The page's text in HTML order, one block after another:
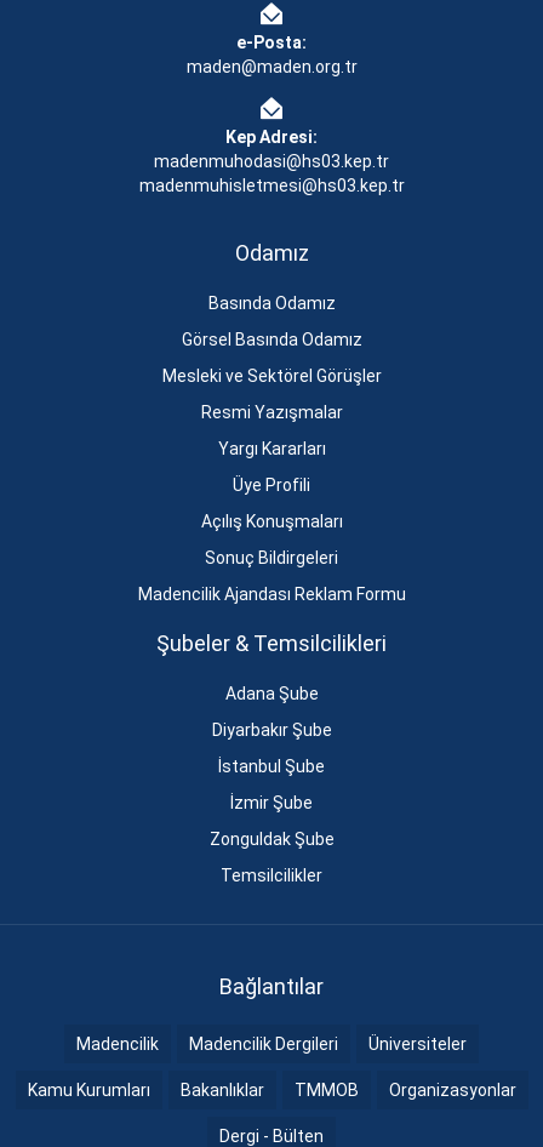
e-Posta:
maden@maden.org.tr
Kep Adresi:
madenmuhodasi@hs03.kep.tr
madenmuhisletmesi@hs03.kep.tr
Odamız
Basında Odamız
Görsel Basında Odamız
Mesleki ve Sektörel Görüşler
Resmi Yazışmalar
Yargı Kararları
Üye Profili
Açılış Konuşmaları
Sonuç Bildirgeleri
Madencilik Ajandası Reklam Formu
Şubeler & Temsilcilikleri
Adana Şube
Diyarbakır Şube
İstanbul Şube
İzmir Şube
Zonguldak Şube
Temsilcilikler
Bağlantılar
Madencilik Madencilik Dergileri Üniversiteler
Kamu Kurumları Bakanlıklar TMMOB Organizasyonlar
Dergi - Bülten